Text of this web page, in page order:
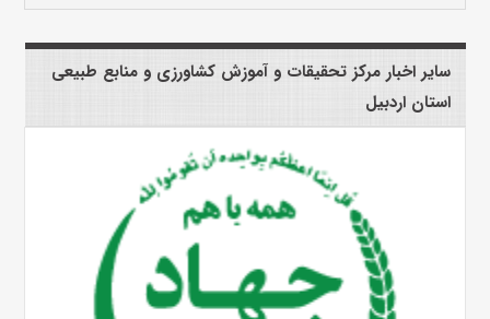
سایر اخبار مرکز تحقیقات و آموزش کشاورزی و منابع طبیعی
استان اردبیل